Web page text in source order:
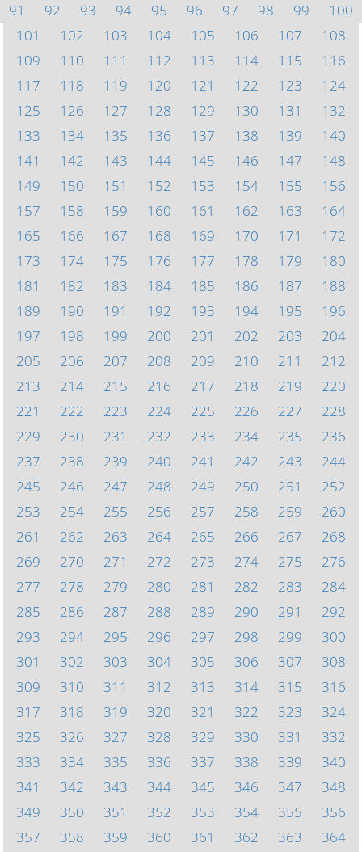
91
92 93 94 95 96 97 98 99
100
101
102 103 104 105 106 107
108
109
110 111 112 113 114 115
116
117
118 119 120 121 122 123
124
125
126 127 128 129 130 131
132
133
134 135 136 137 138 139
140
141
142 143 144 145 146 147
148
149
150 151 152 153 154 155
156
157
158 159 160 161 162 163
164
165
166 167 168 169 170 171
172
173
174 175 176 177 178 179
180
181
182 183 184 185 186 187
188
189
190 191 192 193 194 195
196
197
198 199 200 201 202 203
204
205
206 207 208 209 210 211
212
213
214 215 216 217 218 219
220
221
222 223 224 225 226 227
228
229
230 231 232 233 234 235
236
237
238 239 240 241 242 243
244
245
246 247 248 249 250 251
252
253
254 255 256 257 258 259
260
261
262 263 264 265 266 267
268
269
270 271 272 273 274 275
276
277
278 279 280 281 282 283
284
285
286 287 288 289 290 291
292
293
294 295 296 297 298 299
300
301
302 303 304 305 306 307
308
309
310 311 312 313 314 315
316
317
318 319 320 321 322 323
324
325
326 327 328 329 330 331
332
333
334 335 336 337 338 339
340
341
342 343 344 345 346 347
348
349
350 351 352 353 354 355
356
357
358 359 360 361 362 363 364